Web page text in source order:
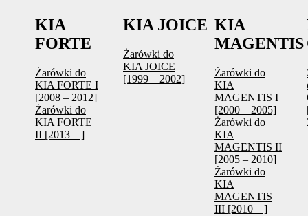
KIA
FORTE
Żarówki do
KIA FORTE I
[2008 – 2012]
Żarówki do
KIA FORTE
II [2013 – ]
KIA JOICE
Żarówki do
KIA JOICE
[1999 – 2002]
KIA
MAGENTIS
Żarówki do
KIA
MAGENTIS I
[2000 – 2005]
Żarówki do
KIA
MAGENTIS II
[2005 – 2010]
Żarówki do
KIA
MAGENTIS
III [2010 – ]